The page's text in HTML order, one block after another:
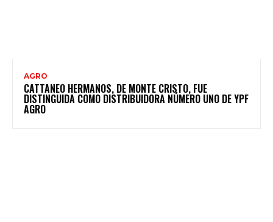
AGRO
CATTANEO HERMANOS, DE MONTE CRISTO, FUE
DISTINGUIDA COMO DISTRIBUIDORA NÚMERO UNO DE YPF
AGRO